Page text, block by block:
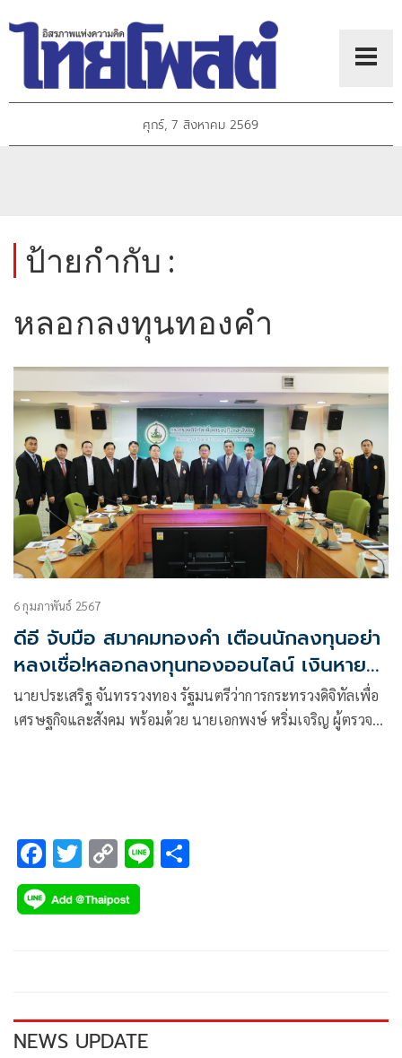
ศุกร์, 7 สิงหาคม 2569
ป้ายกำกับ :
หลอกลงทุนทองคำ
6 กุมภาพันธ์ 2567
ดีอี จับมือ สมาคมทองคำ เตือนนักลงทุนอย่า
หลงเชื่อ!หลอกลงทุนทองออนไลน์ เงินหาย
หมดตัว
นายประเสริฐ จันทรรวงทอง รัฐมนตรีว่าการกระทรวงดิจิทัลเพื่อ
เศรษฐกิจและสังคม พร้อมด้วย นายเอกพงษ์ หริ่มเจริญ ผู้ตรวจ
F
ac
e
k
T
wi
tt
C
o
p
k
Li
NEWS UPDATE